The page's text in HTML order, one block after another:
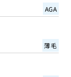
AGA
薄毛